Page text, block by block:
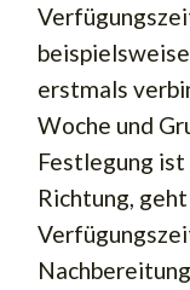
erstmals
Woche und
Festlegung
Richtung,